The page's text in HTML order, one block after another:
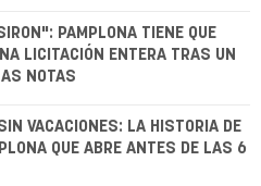
PAMPLONA TIENE QUE
LICITACIÓN ENTERA TRAS UN
NOTAS
VACACIONES: LA HISTORIA DE
QUE ABRE ANTES DE LAS 6